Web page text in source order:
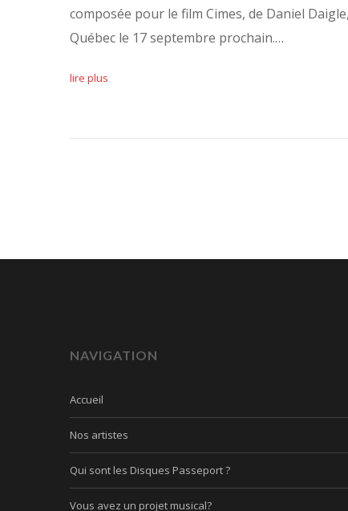
composée pour le film Cimes, de Daniel
Québec le 17 septembre prochain.…
lire plus
NAVIGATION
Accueil
Nos artistes
Qui sont les Disques Passeport ?
Vous avez un projet musical?